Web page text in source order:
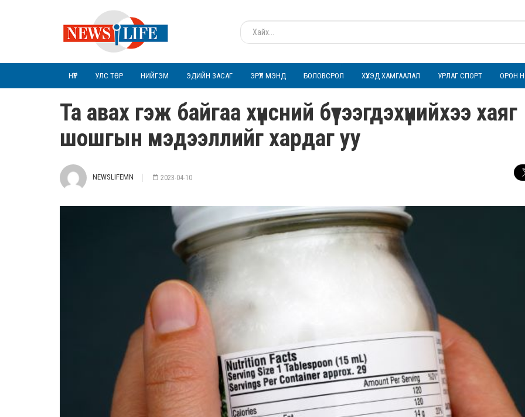
НҮҮР УЛС ТӨР НИЙГЭМ ЭДИЙН ЗАСАГ ЭРҮҮЛ МЭНД БОЛОВСРОЛ ХҮҮХЭД ХАМГААЛАЛ УРЛАГ СПОРТ ОРОН
Та авах гэж байгаа хүнсний бүтээгдэхүүнийхээ хаяг
шошгын мэдээллийг хардаг уу
NEWSLIFEMN 2023-04-10